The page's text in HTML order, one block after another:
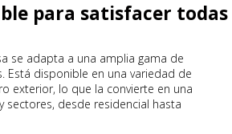
para satisfacer todas
se adapta a una amplia gama de
Está disponible en una variedad de
exterior, lo que la convierte en una
sectores, desde residencial hasta